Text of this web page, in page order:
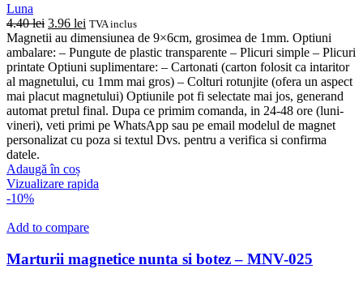
Luna
4.40lei Prețul
inițial
a
fost:
4.40 lei.
3.96 lei Prețul
curent
este:
3.96 lei.
TVA inclus
Magnetii au dimensiunea de 9×6cm, grosimea de 1mm. Optiuni
ambalare: – Pungute de plastic transparente – Plicuri simple – Plicuri
printate Optiuni suplimentare: – Cartonati (carton folosit ca intaritor
al magnetului, cu 1mm mai gros) – Colturi rotunjite (ofera un aspect
mai placut magnetului) Optiunile pot fi selectate mai jos, generand
automat pretul final. Dupa ce primim comanda, in 24-48 ore (luni-
vineri), veti primi pe WhatsApp sau pe email modelul de magnet
personalizat cu poza si textul Dvs. pentru a verifica si confirma
datele.
Adaugă în coș
Vizualizare rapida
-10%
Add to compare
Marturii magnetice nunta si botez – MNV-025